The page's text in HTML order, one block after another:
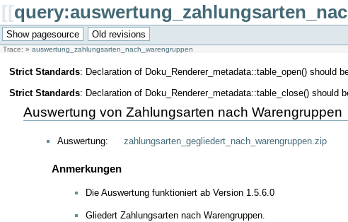
[[
Trace: » auswertung_zahlungsarten_nach_warengruppen
Strict Standards: Declaration of Doku_Renderer_metadata::table_open() should
Strict Standards: Declaration of Doku_Renderer_metadata::table_close() should
Auswertung von Zahlungsarten nach Warengruppen
Auswertung: zahlungsarten_gegliedert_nach_warengruppen.zip
Anmerkungen
Die Auswertung funktioniert ab Version 1.5.6.0
Gliedert Zahlungsarten nach Warengruppen.